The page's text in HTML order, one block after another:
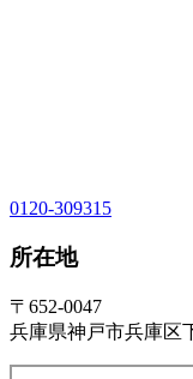
0120-309315
所在地
〒652-0047
兵庫県神戸市兵庫区